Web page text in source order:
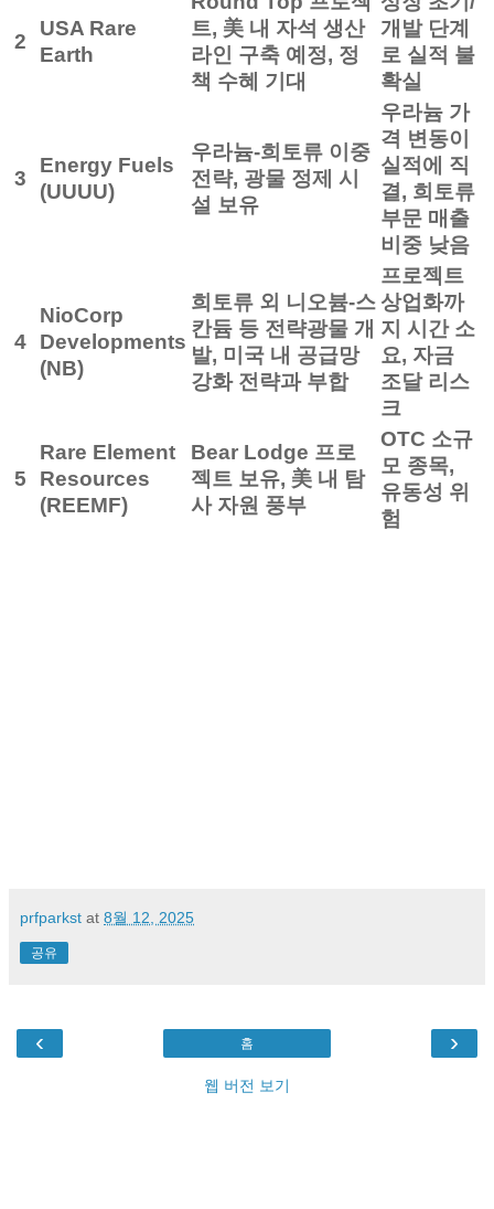
2
USA Rare
Earth
트, 美 내 자석 생산
라인 구축 예정, 정
책 수혜 기대
개발 단계
로 실적 불
확실
3
Energy Fuels
(UUUU)
우라늄-희토류 이중
전략, 광물 정제 시
설 보유
우라늄 가
격 변동이
실적에 직
결, 희토류
부문 매출
비중 낮음
4
NioCorp
Developments
(NB)
희토류 외 니오븀-스
칸듐 등 전략광물 개
발, 미국 내 공급망
강화 전략과 부합
프로젝트
상업화까
지 시간 소
요, 자금
조달 리스
크
5
Rare Element
Resources
(REEMF)
Bear Lodge 프로
젝트 보유, 美 내 탐
사 자원 풍부
OTC 소규
모 종목,
유동성 위
험
prfparkst at 8월 12, 2025
공유
‹ ›
홈
웹 버전 보기